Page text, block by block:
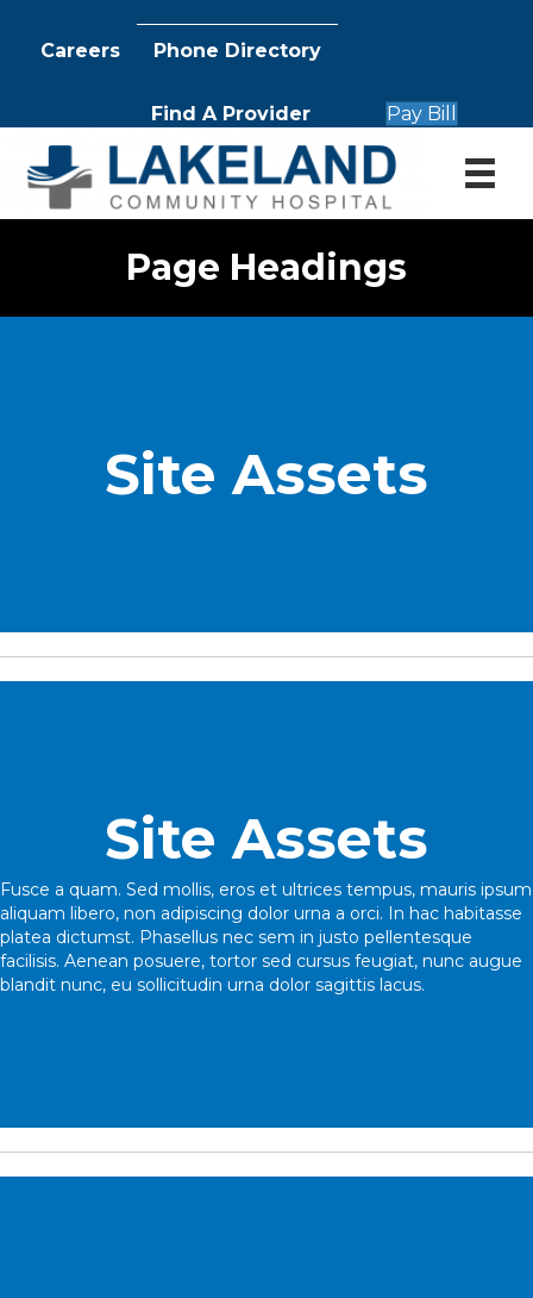
Careers Phone Directory
Find A Provider Pay Bill
Page Headings
Site Assets
Site Assets
Fusce a quam. Sed mollis, eros et ultrices tempus, mauris ipsum
aliquam libero, non adipiscing dolor urna a orci. In hac habitasse
platea dictumst. Phasellus nec sem in justo pellentesque
facilisis. Aenean posuere, tortor sed cursus feugiat, nunc augue
blandit nunc, eu sollicitudin urna dolor sagittis lacus.